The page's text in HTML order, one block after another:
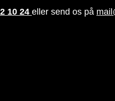
10 24 eller send os på